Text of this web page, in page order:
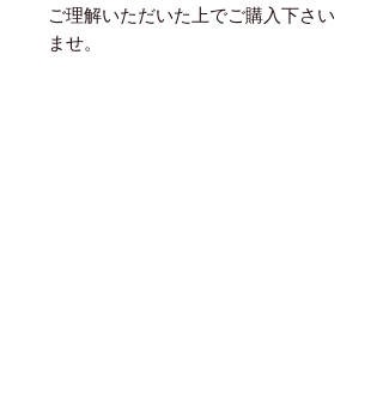
ご理解いただいた上でご購入下さい
ませ。